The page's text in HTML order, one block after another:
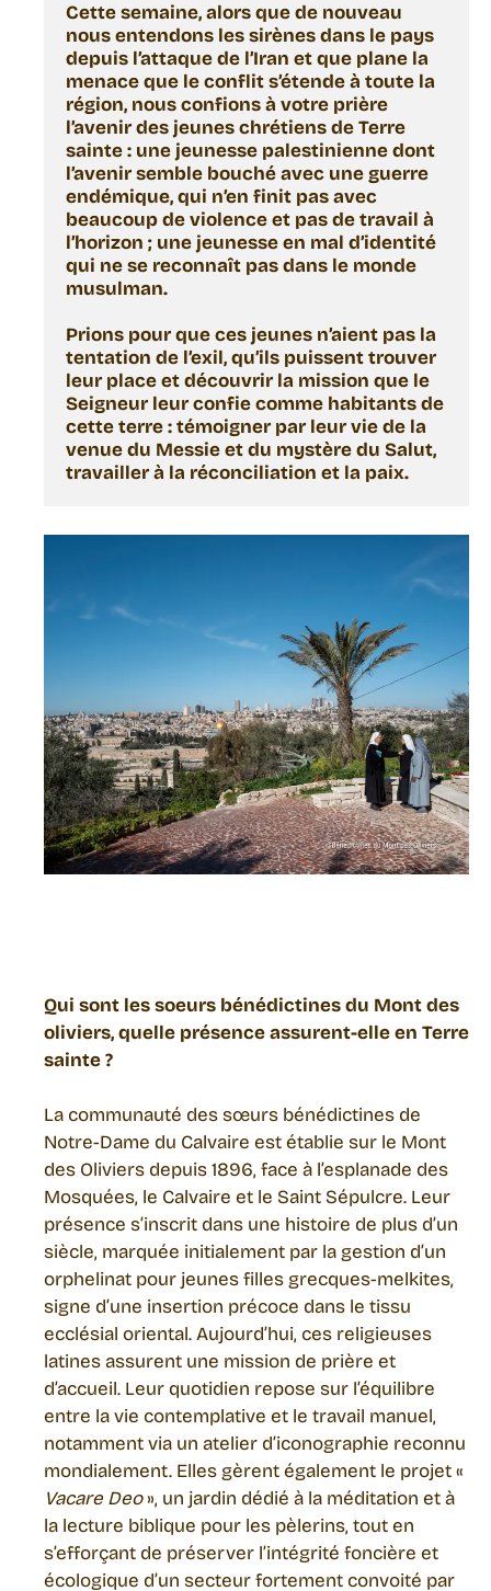
Cette semaine, alors que de nouveau
nous entendons les sirènes dans le pays
depuis l’attaque de l’Iran et que plane la
menace que le conflit s’étende à toute la
région, nous confions à votre prière
l’avenir des jeunes chrétiens de Terre
sainte : une jeunesse palestinienne dont
l’avenir semble bouché avec une guerre
endémique, qui n’en finit pas avec
beaucoup de violence et pas de travail à
l’horizon ; une jeunesse en mal d’identité
qui ne se reconnaît pas dans le monde
musulman.
Prions pour que ces jeunes n’aient pas la
tentation de l’exil, qu’ils puissent trouver
leur place et découvrir la mission que le
Seigneur leur confie comme habitants de
cette terre : témoigner par leur vie de la
venue du Messie et du mystère du Salut,
travailler à la réconciliation et la paix.
Qui sont les soeurs bénédictines du Mont des
oliviers, quelle présence assurent-elle en Terre
sainte ?
La communauté des sœurs bénédictines de
Notre-Dame du Calvaire est établie sur le Mont
des Oliviers depuis 1896, face à l’esplanade des
Mosquées, le Calvaire et le Saint Sépulcre. Leur
présence s’inscrit dans une histoire de plus d’un
siècle, marquée initialement par la gestion d’un
orphelinat pour jeunes filles grecques-melkites,
signe d’une insertion précoce dans le tissu
ecclésial oriental. Aujourd’hui, ces religieuses
latines assurent une mission de prière et
d’accueil. Leur quotidien repose sur l’équilibre
entre la vie contemplative et le travail manuel,
notamment via un atelier d’iconographie reconnu
mondialement. Elles gèrent également le projet «
Vacare Deo», un jardin dédié à la méditation et à
la lecture biblique pour les pèlerins, tout en
s’efforçant de préserver l’intégrité foncière et
écologique d’un secteur fortement convoité par